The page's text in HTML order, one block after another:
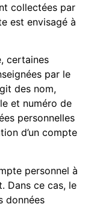
collectées par
est envisagé à
certaines
par le
des nom,
et numéro de
personnelles
d’un compte
personnel à
Dans ce cas, le
données